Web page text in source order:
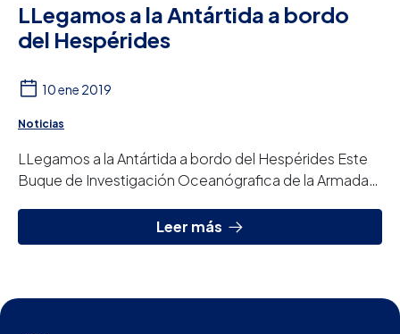
LLegamos a la Antártida a bordo
del Hespérides
10 ene 2019
Noticias
LLegamos a la Antártida a bordo del Hespérides Este
Buque de Investigación Oceanógrafica de la Armada
Leer más